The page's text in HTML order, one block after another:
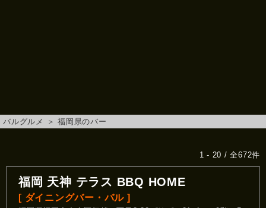
バルグルメ ＞ 福岡県のバー
1 - 20 / 全672件
福岡 天神 テラス BBQ HOME
[ ダイニングバー・バル ]